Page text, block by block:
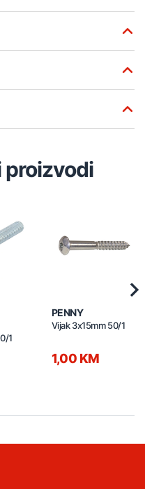
proizvodi
1
PENNY
Vijak 3x15mm 50/1
1,00 KM